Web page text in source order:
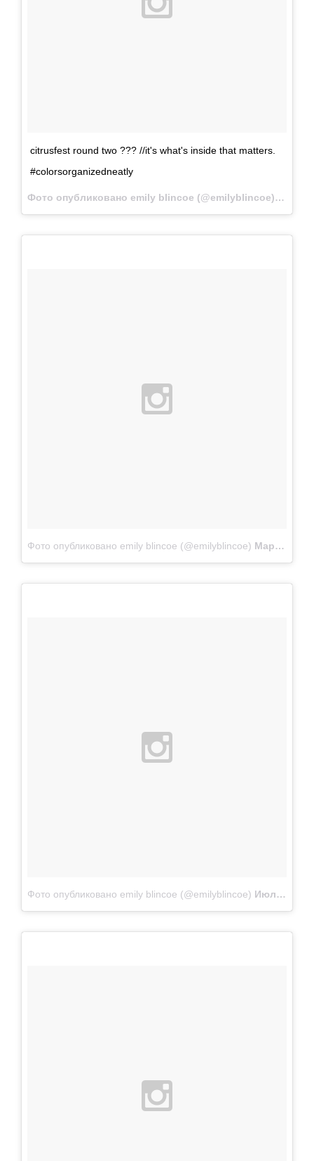
citrusfest round two ??? //it's what's inside that matters.
#colorsorganizedneatly
Фото опубликовано emily blincoe (@emilyblincoe)Янв 27
Фото опубликовано emily blincoe (@emilyblincoe) Мар 26 2014 в 5:23 PDT
Фото опубликовано emily blincoe (@emilyblincoe) Июл 20 2014 в 7:10 PDT